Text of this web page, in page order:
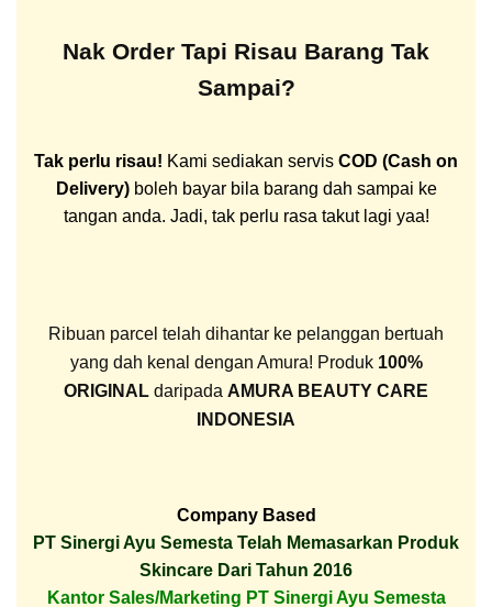
Nak Order Tapi Risau Barang Tak
Sampai?
Tak perlu risau! Kami sediakan servis COD (Cash on
Delivery)boleh bayar bila barang dah sampai ke
tangan anda. Jadi, tak perlu rasa takut lagi yaa!
Ribuan parcel telah dihantar ke pelanggan bertuah
yang dah kenal dengan Amura! Produk 100%
ORIGINAL daripada AMURA BEAUTY CARE
INDONESIA
Company Based
PT Sinergi Ayu Semesta Telah Memasarkan Produk
Skincare Dari Tahun 2016
Kantor Sales/Marketing PT Sinergi Ayu Semesta